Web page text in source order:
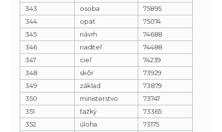
343
osoba
75895
344
opäť
75074
345
návrh
74688
346
riaditeľ
74488
347
cieľ
74239
348
skôr
73929
349
základ
73879
350
ministerstvo
73747
351
ťažký
73365
352
úloha
73175